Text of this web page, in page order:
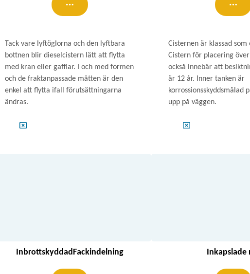
Tack vare lyftöglorna och den lyftbara
bottnen blir dieselcistern lätt att flytta
med kran eller gafflar. I och med formen
och de fraktanpassade måtten är den
enkel att flytta ifall förutsättningarna
ändras.
Cisternen är klassad som
Cistern för placering
också innebär att
är 12 år. Inner tanken är
korrossionsskyddsmålad
upp på väggen.
InbrottskyddadFackindelning Inkapslade